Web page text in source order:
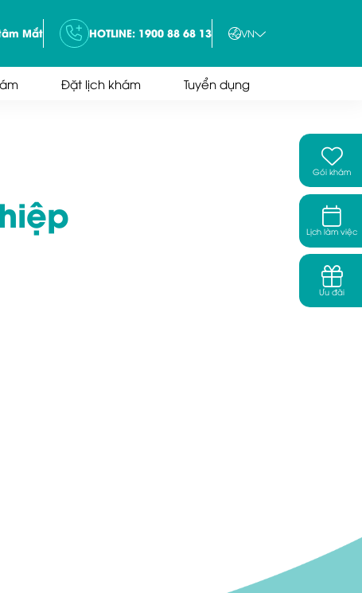
Mắt HOTLINE: 1900 88 68 13 VN
Đặt lịch khám Tuyển dụng
Gói khám
Lịch làm việc
Ưu đãi